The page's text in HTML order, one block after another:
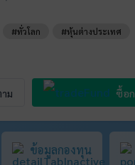
#ทั่วโลก #หุ้นต่างประเทศ
ม ซื้อ
ข้อมูลกองทุน